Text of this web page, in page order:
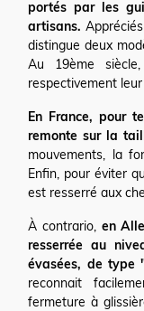
portés par les
artisans.
distingue deux
Au 19ème
respectivement
En France, pour
remonte sur la
mouvements, la
Enfin, pour éviter
est resserré aux
À contrario, en
resserrée au
évasées, de type
reconnait
fermeture à